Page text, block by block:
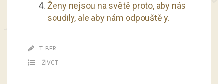
Ženy nejsou na světě proto, aby nás
soudily, ale aby nám odpouštěly.
T. BER
ŽIVOT